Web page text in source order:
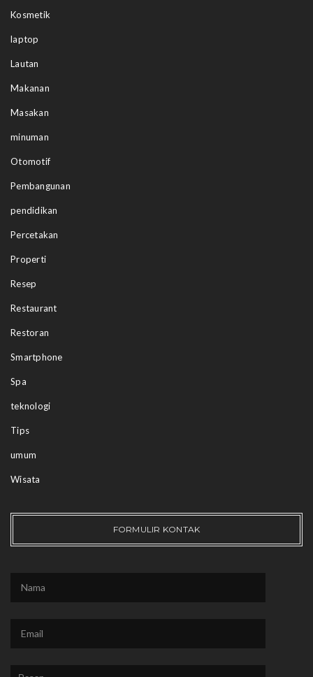
Kosmetik
laptop
Lautan
Makanan
Masakan
minuman
Otomotif
Pembangunan
pendidikan
Percetakan
Properti
Resep
Restaurant
Restoran
Smartphone
Spa
teknologi
Tips
umum
Wisata
FORMULIR KONTAK